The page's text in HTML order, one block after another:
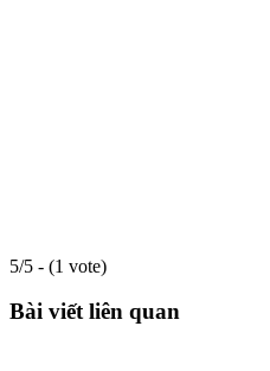
5/5 - (1 vote)
Bài viết liên quan